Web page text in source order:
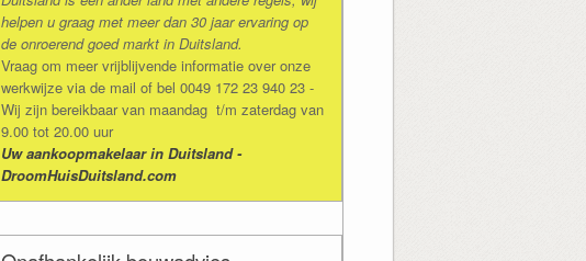
helpen u graag met meer dan 30 jaar ervaring op
de onroerend goed markt in Duitsland.
Vraag om meer vrijblijvende informatie over onze
werkwijze via de mail of bel 0049 172 23 940 23 -
Wij zijn bereikbaar van maandag t/m zaterdag van
9.00 tot 20.00 uur
Uw aankoopmakelaar in Duitsland -
DroomHuisDuitsland.com